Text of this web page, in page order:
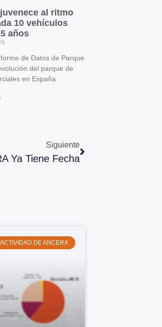
al ritmo
10 vehículos
años
de Datos de Parque
del parque de
en España
Siguiente
Ya Tiene Fecha
ACTIVIDAD DE ANCERA